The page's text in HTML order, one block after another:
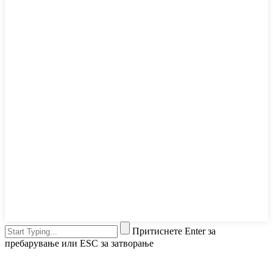
Притиснете Enter за
пребарување или ESC за затворање